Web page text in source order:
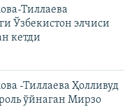
Тиллаева
Ўзбекистон элчиси
кетди
-Тиллаева Ҳолливуд
ўйнаган Мирзо